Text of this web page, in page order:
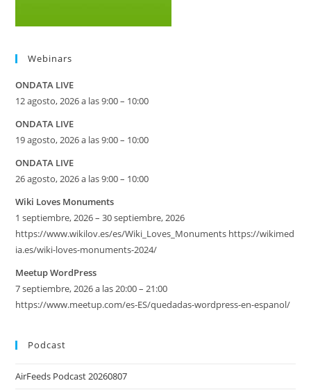
Webinars
ONDATA LIVE
12 agosto, 2026 a las 9:00 – 10:00
ONDATA LIVE
19 agosto, 2026 a las 9:00 – 10:00
ONDATA LIVE
26 agosto, 2026 a las 9:00 – 10:00
Wiki Loves Monuments
1 septiembre, 2026 – 30 septiembre, 2026
https://www.wikilov.es/es/Wiki_Loves_Monuments https://wikimed
ia.es/wiki-loves-monuments-2024/
Meetup WordPress
7 septiembre, 2026 a las 20:00 – 21:00
https://www.meetup.com/es-ES/quedadas-wordpress-en-espanol/
Podcast
AirFeeds Podcast 20260807